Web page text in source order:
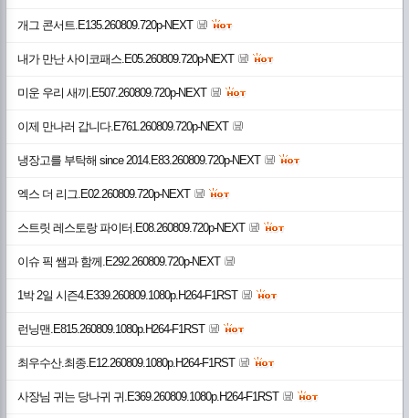
개그 콘서트.E135.260809.720p-NEXT
내가 만난 사이코패스.E05.260809.720p-NEXT
미운 우리 새끼.E507.260809.720p-NEXT
이제 만나러 갑니다.E761.260809.720p-NEXT
냉장고를 부탁해 since 2014.E83.260809.720p-NEXT
엑스 더 리그.E02.260809.720p-NEXT
스트릿 레스토랑 파이터.E08.260809.720p-NEXT
이슈 픽 쌤과 함께.E292.260809.720p-NEXT
1박 2일 시즌4.E339.260809.1080p.H264-F1RST
런닝맨.E815.260809.1080p.H264-F1RST
최우수산.최종.E12.260809.1080p.H264-F1RST
사장님 귀는 당나귀 귀.E369.260809.1080p.H264-F1RST